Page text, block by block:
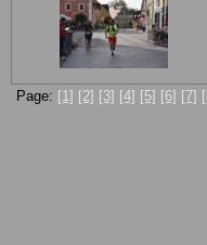
Page: [1] [2] [3] [4] [5] [6] [7]